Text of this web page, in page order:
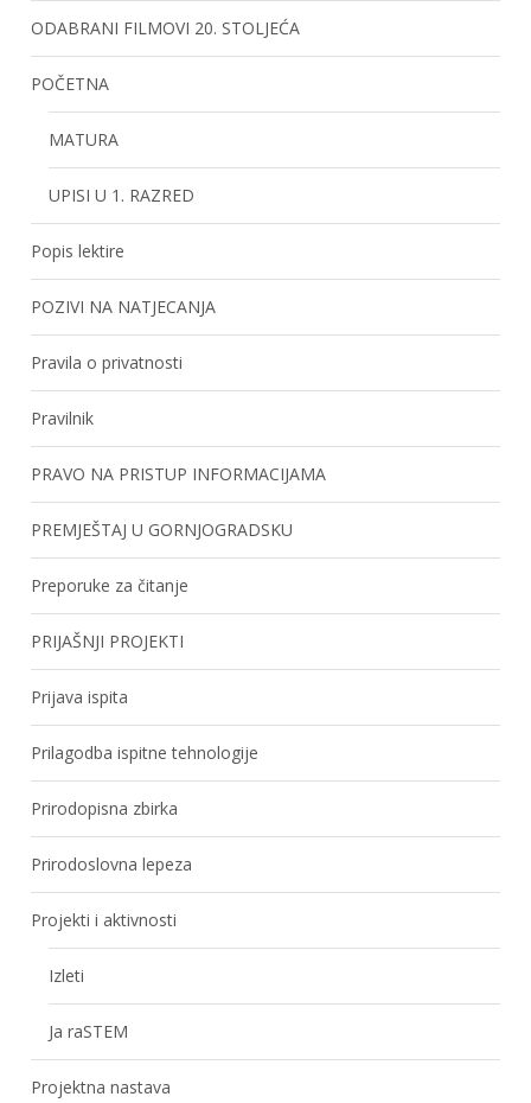
ODABRANI FILMOVI 20. STOLJEĆA
POČETNA
MATURA
UPISI U 1. RAZRED
Popis lektire
POZIVI NA NATJECANJA
Pravila o privatnosti
Pravilnik
PRAVO NA PRISTUP INFORMACIJAMA
PREMJEŠTAJ U GORNJOGRADSKU
Preporuke za čitanje
PRIJAŠNJI PROJEKTI
Prijava ispita
Prilagodba ispitne tehnologije
Prirodopisna zbirka
Prirodoslovna lepeza
Projekti i aktivnosti
Izleti
Ja raSTEM
Projektna nastava